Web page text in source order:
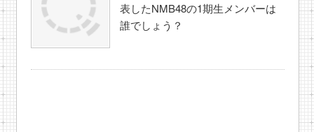
表したNMB48の1期生メンバーは
誰でしょう？